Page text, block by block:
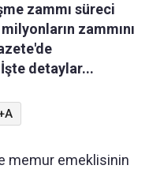
zammı süreci
zammını
detaylar...
memur emeklisinin